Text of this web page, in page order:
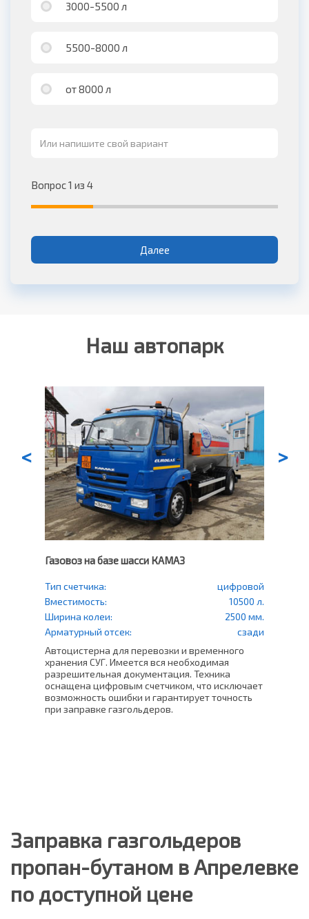
3000-5500 л
5500-8000 л
от 8000 л
Вопрос 1 из 4
Далее
Наш автопарк
<
Газовоз на базе шасси КАМАЗ
Тип счетчика:
цифровой
Вместимость:
10500 л.
Ширина колеи:
2500 мм.
Арматурный отсек:
сзади
Автоцистерна для перевозки и временного
хранения СУГ. Имеется вся необходимая
разрешительная документация. Техника
оснащена цифровым счетчиком, что исключает
возможность ошибки и гарантирует точность
при заправке газгольдеров.
>
Заправка газгольдеров
пропан-бутаном в Апрелевке
по доступной цене